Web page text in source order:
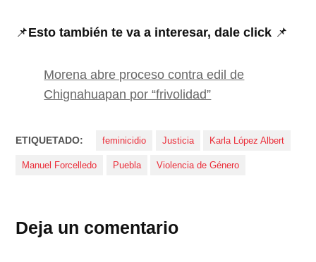
📌Esto también te va a interesar, dale click 📌
Morena abre proceso contra edil de
Chignahuapan por “frivolidad”
ETIQUETADO: feminicidio Justicia Karla López Albert
Manuel Forcelledo Puebla Violencia de Género
Deja un comentario